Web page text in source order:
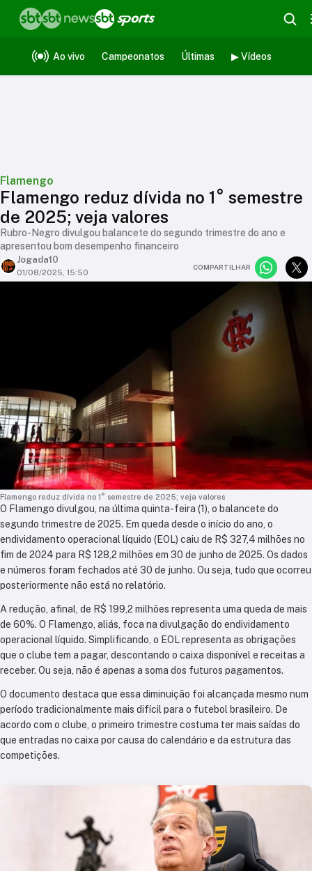
Ao vivo Campeonatos Últimas ▶ Vídeos
Flamengo
Flamengo reduz dívida no 1° semestre
de 2025; veja valores
Rubro-Negro divulgou balancete do segundo trimestre do ano e
apresentou bom desempenho financeiro
Jogada10
01/08/2025, 15:50
COMPARTILHAR
Flamengo reduz dívida no 1° semestre de 2025; veja valores
O Flamengo divulgou, na última quinta-feira (1), o balancete do
segundo trimestre de 2025. Em queda desde o início do ano, o
endividamento operacional líquido (EOL) caiu de R$ 327,4 milhões no
fim de 2024 para R$ 128,2 milhões em 30 de junho de 2025. Os dados
e números foram fechados até 30 de junho. Ou seja, tudo que ocorreu
posteriormente não está no relatório.
A redução, afinal, de R$ 199,2 milhões representa uma queda de mais
de 60%. O Flamengo, aliás, foca na divulgação do endividamento
operacional líquido. Simplificando, o EOL representa as obrigações
que o clube tem a pagar, descontando o caixa disponível e receitas a
receber. Ou seja, não é apenas a soma dos futuros pagamentos.
O documento destaca que essa diminuição foi alcançada mesmo num
período tradicionalmente mais difícil para o futebol brasileiro. De
acordo com o clube, o primeiro trimestre costuma ter mais saídas do
que entradas no caixa por causa do calendário e da estrutura das
competições.